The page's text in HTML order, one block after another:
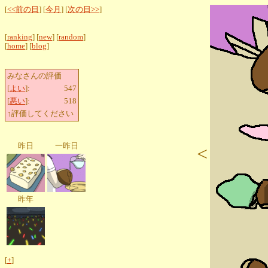
[<<前の日 ] [今月 ] [次の日>>]
[ranking] [new] [random]
[home] [blog]
みなさんの評価
[よい]:
547
[悪い]:
518
↑評価してください
昨日 一昨日
昨年
[+]
<